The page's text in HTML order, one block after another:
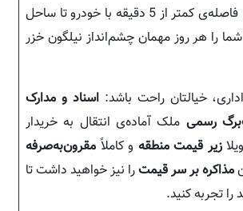
به ارمغان می‌آورد. فاصله‌ی کمتر از 5 دقیقه با خودرو تا ساحل
شما را هر روز مهمان چشم‌انداز نیلگون خزر
خیالتان راحت باشد:اسناد و مدارک
رسمی ملک آماده‌ی انتقال به خریدار
زیر قیمت منطقه و کاملاً مقرون‌به‌صرفه
مذاکره بر سر قیمترا نیز خواهید داشت تا
تجربه کنید.